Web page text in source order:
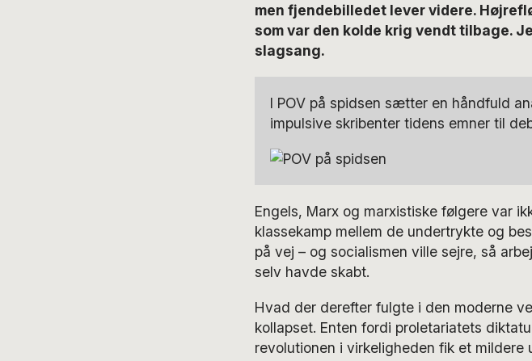
men fjendebilledet lever videre.
som var den kolde krig vendt tilbage.
slagsang.
I POV på spidsen sætter en håndfuld
impulsive skribenter tidens emner til
Engels, Marx og marxistiske følgere var
klassekamp mellem de undertrykte og
på vej – og socialismen ville sejre, så
selv havde skabt.
Hvad der derefter fulgte i den moderne
kollapset. Enten fordi proletariatets
revolutionen i virkeligheden fik et